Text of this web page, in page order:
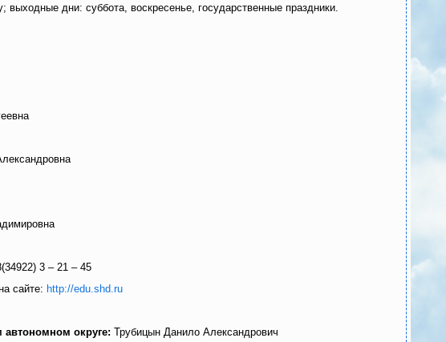
выходные дни: суббота, воскресенье, государственные праздники.
3 – 21 – 45
сайте: http://edu.shd.ru
округе: Трубицын Данило Александрович